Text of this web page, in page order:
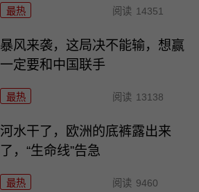
最热 阅读 14351
暴风来袭，这局决不能输，想赢
一定要和中国联手
最热 阅读 13138
河水干了，欧洲的底裤露出来
了，“生命线”告急
最热 阅读 9460